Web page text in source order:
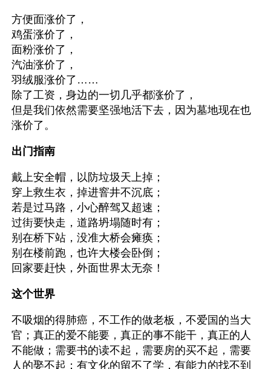
方便面涨价了，
鸡蛋涨价了，
面粉涨价了，
汽油涨价了，
羽绒服涨价了……
除了工资，身边的一切几乎都涨价了，
但是我们依然需要坚强地活下去，因为墓地现在也
涨价了。
出门指南
戴上安全帽，以防垃圾天上掉；
穿上救生衣，掉进窨井不沉底；
若是过马路，小心醉驾又超速；
过街要快走，道路坍塌随时有；
别在桥下站，没准大桥会瘫痪；
别在楼前跑，也许大楼会卧倒；
回家要赶快，外面世界太无奈！
这个世界
不吸烟的得肺癌，不工作的做老板，不爱国的当大
官；真正的爱不能要，真正的事不能干，真正的人
不能做；需要书的读不起，需要房的买不起，需要
人的娶不起；有文化的留不了学，有能力的找不到